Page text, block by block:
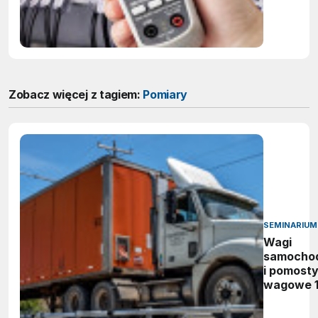
Zobacz więcej z tagiem: Pomiary
SEMINARIUM
Wagi
i pomosty
wagowe